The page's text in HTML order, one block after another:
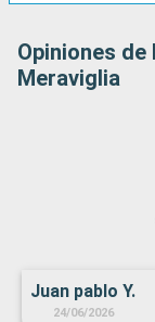
Opiniones
Meraviglia
Juan pablo Y.
24/06/2026